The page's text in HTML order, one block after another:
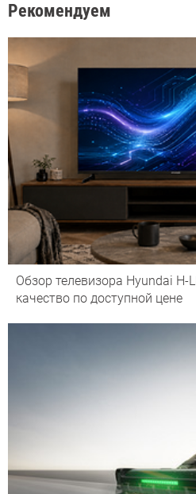
Рекомендуем
Обзор телевизора Hyundai H-
качество по доступной цене